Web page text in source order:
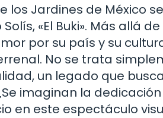
los Jardines de México
«El Buki». Más allá
por su país y su
No se trata
un legado que
imaginan la
en este espectáculo